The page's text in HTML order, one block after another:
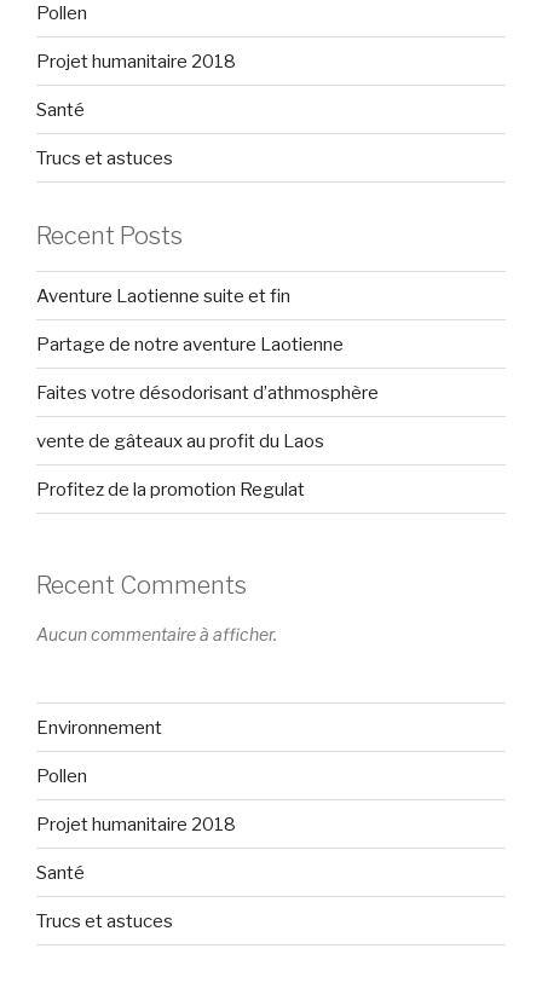
Pollen
Projet humanitaire 2018
Santé
Trucs et astuces
Recent Posts
Aventure Laotienne suite et fin
Partage de notre aventure Laotienne
Faites votre désodorisant d’athmosphère
vente de gâteaux au profit du Laos
Profitez de la promotion Regulat
Recent Comments
Aucun commentaire à afficher.
Environnement
Pollen
Projet humanitaire 2018
Santé
Trucs et astuces